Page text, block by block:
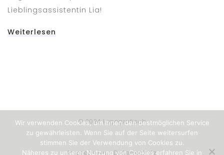
Lieblingsassistentin Lia!
Weiterlesen
© 2024 logografisch
Impressum Datenschutz
Wir verwenden Cookies, um Ihnen den bestmöglichen Service
zu gewährleisten. Wenn Sie auf der Seite weitersurfen
stimmen Sie der Verwendung von Cookies zu.
Näheres zu unserer Nutzung von Cookies erfahren Sie in